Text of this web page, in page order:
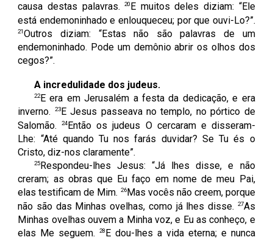
causa destas palavras.20 E muitos deles diziam: “Ele
está endemoninhado e enlouqueceu; por que ouvi-Lo?”.
21Outros diziam: “Estas não são palavras de um
endemoninhado. Pode um demônio abrir os olhos dos
cegos?”.
A incredulidade dos judeus.
22E era em Jerusalém a festa da dedicação, e era
inverno.
23E Jesus passeava no templo, no pórtico de
Salomão.24Então os judeus O cercaram e disseram-
Lhe: “Até quando Tu nos farás duvidar? Se Tu és o
Cristo, diz-nos claramente”.
25 Respondeu-lhes Jesus: “Já lhes disse, e não
creram; as obras que Eu faço em nome de meu Pai,
elas testificam de Mim. 26Mas vocês não creem, porque
não são das Minhas ovelhas, como já lhes disse.
27As
Minhas ovelhas ouvem a Minha voz, e Eu as conheço, e
elas Me seguem.28 E dou-lhes a vida eterna; e nunca